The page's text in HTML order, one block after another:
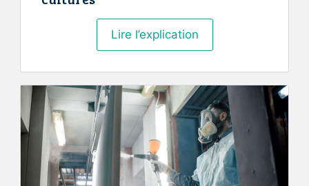
Lire l’explicationL’art
de
la
sieste
dans
différentes
cultures